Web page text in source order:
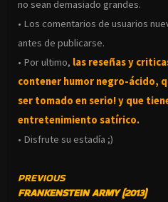
no sean demasiado grandes.
• Los comentarios de usuarios
antes de publicarse.
• Por ultimo, las reseñas y
contener humor negro-ácido,
ser tomado en serio! y que
entretenimiento satírico.
• Disfrute su estadía ;)
CONTINUE
PREVIOUS
FRANKENSTEIN ARMY (2013)